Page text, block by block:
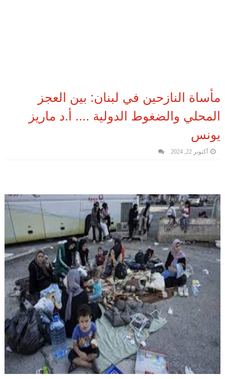
مأساة النازحين في لبنان: بين العجز
المحلي والضغوط الدولية .... أ.د ماريز
يونس
أكتوبر 22, 2024